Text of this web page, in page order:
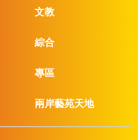
文教
綜合
專區
兩岸藝苑天地